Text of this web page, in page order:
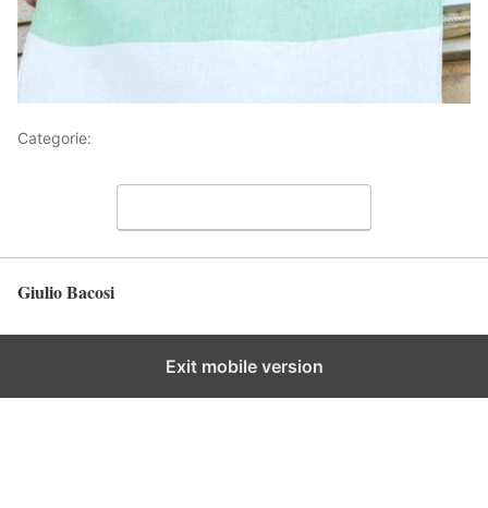
Categorie:
Giulio Bacosi
Exit mobile version